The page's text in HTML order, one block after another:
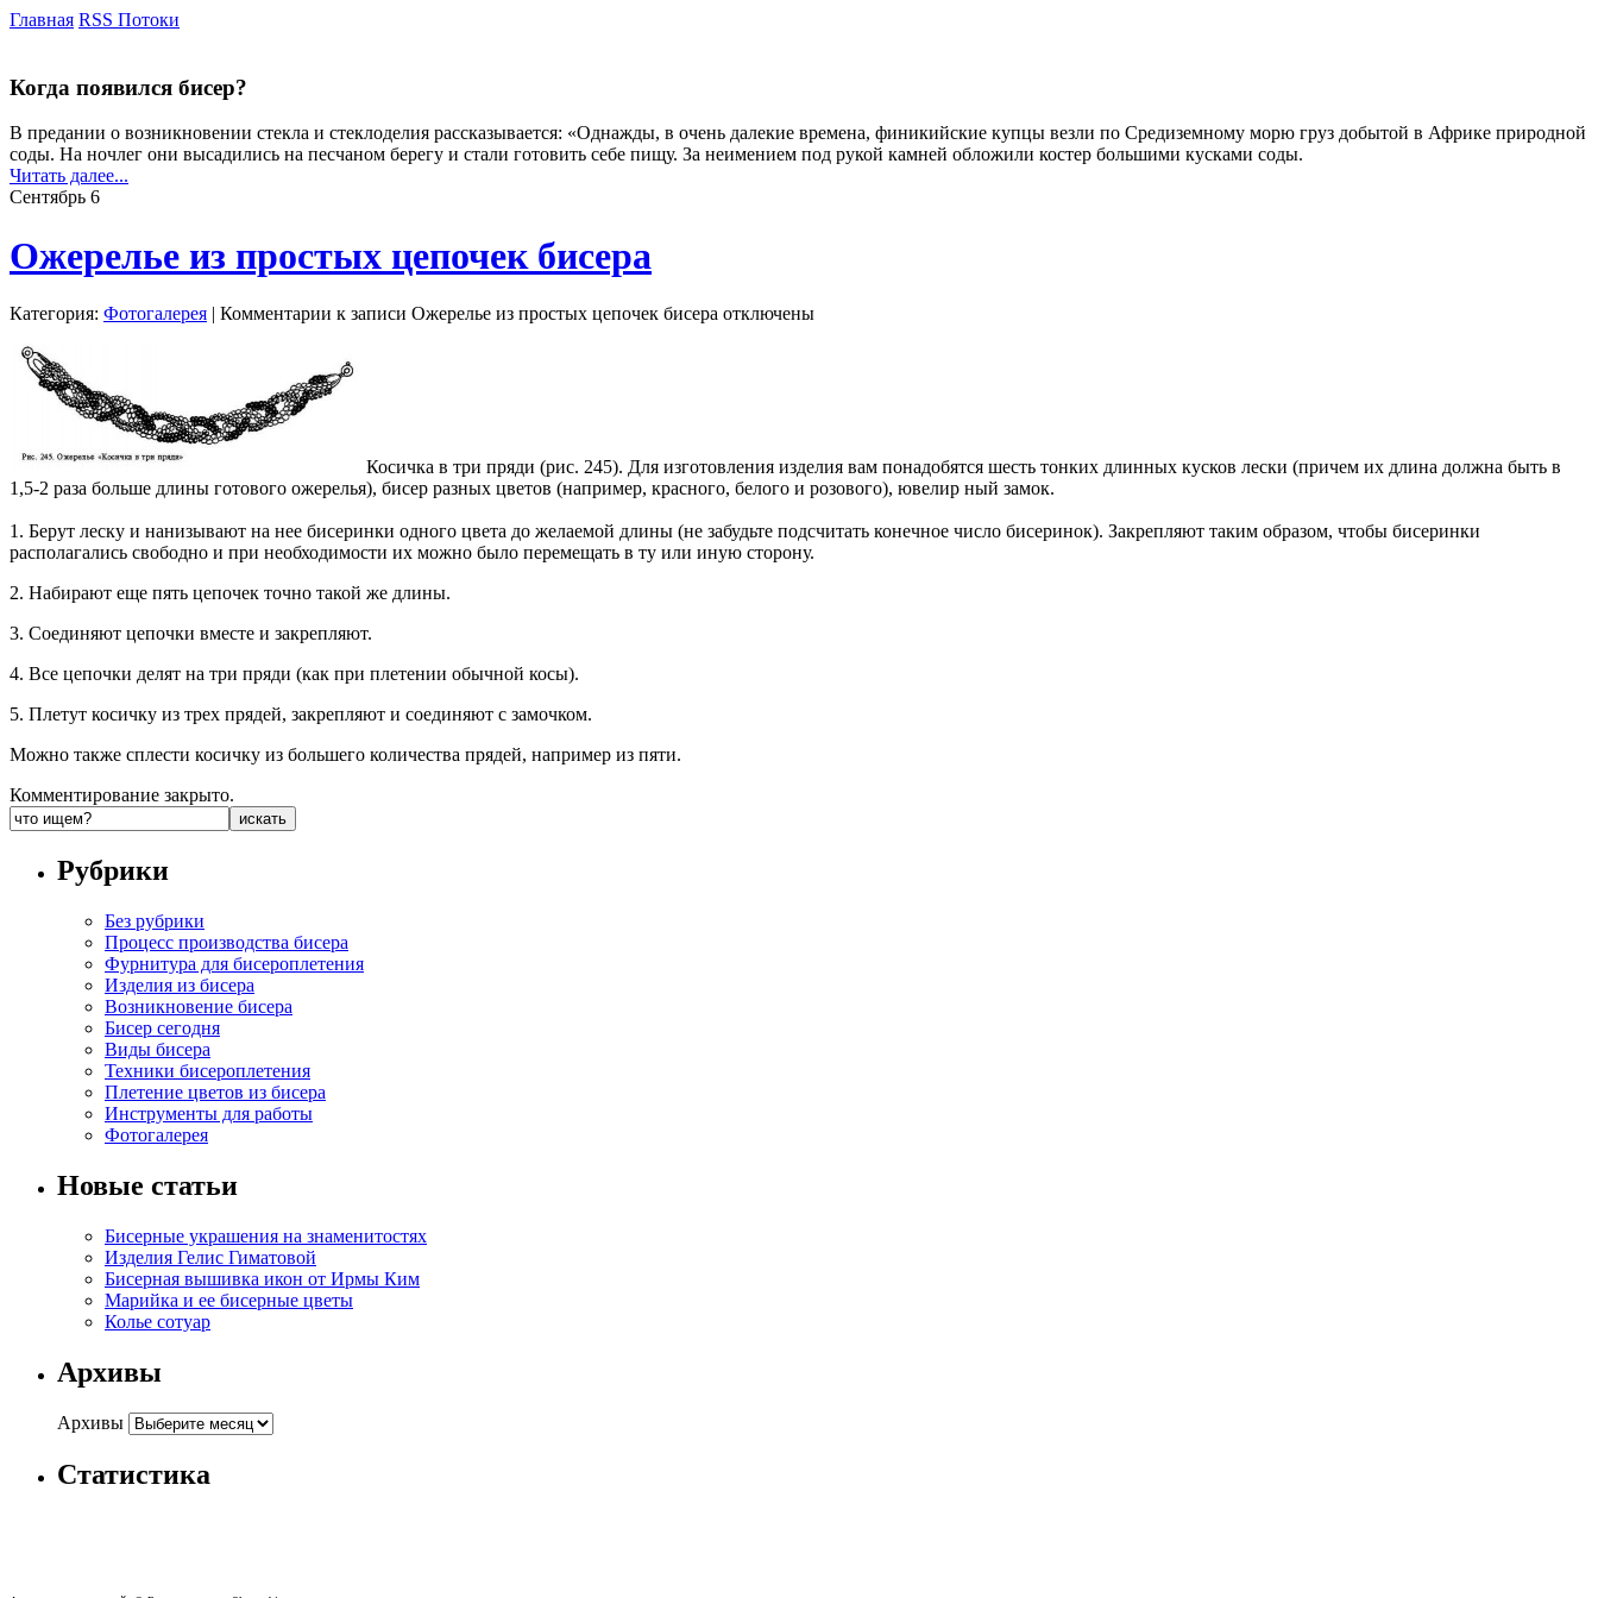
Главная RSS Потоки
Когда появился бисер?
В предании о возникновении стекла и стеклоделия рассказывается: «Однажды, в очень далекие времена, финикийские купцы везли по Средиземному морю груз добытой в Африке природной
соды. На ночлег они высадились на песчаном берегу и стали готовить себе пищу. За неимением под рукой камней обложили костер большими кусками соды.
Читать далее...
Сентябрь 6
Ожерелье из простых цепочек бисера
Категория: Фотогалерея | Комментарии к записи Ожерелье из простых цепочек бисера отключены
Косичка в три пряди (рис. 245). Для изготовления изделия вам понадобятся шесть тонких длинных кусков лески (причем их длина должна быть в
1,5-2 раза больше длины готового ожерелья), бисер разных цветов (например, красного, белого и розового), ювелир ный замок.
1. Берут леску и нанизывают на нее бисеринки одного цвета до желаемой длины (не забудьте подсчитать конечное число бисеринок). Закрепляют таким образом, чтобы бисеринки
располагались свободно и при необходимости их можно было перемещать в ту или иную сторону.
2. Набирают еще пять цепочек точно такой же длины.
3. Соединяют цепочки вместе и закрепляют.
4. Все цепочки делят на три пряди (как при плетении обычной косы).
5. Плетут косичку из трех прядей, закрепляют и соединяют с замочком.
Можно также сплести косичку из большего количества прядей, например из пяти.
Комментирование закрыто.
Рубрики
Без рубрики
Процесс производства бисера
Фурнитура для бисероплетения
Изделия из бисера
Возникновение бисера
Бисер сегодня
Виды бисера
Техники бисероплетения
Плетение цветов из бисера
Инструменты для работы
Фотогалерея
Новые статьи
Бисерные украшения на знаменитостях
Изделия Гелис Гиматовой
Бисерная вышивка икон от Ирмы Ким
Марийка и ее бисерные цветы
Колье сотуар
Архивы
Архивы
Статистика